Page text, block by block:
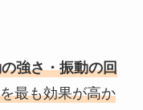
強さ・振動の回
最も効果が高か